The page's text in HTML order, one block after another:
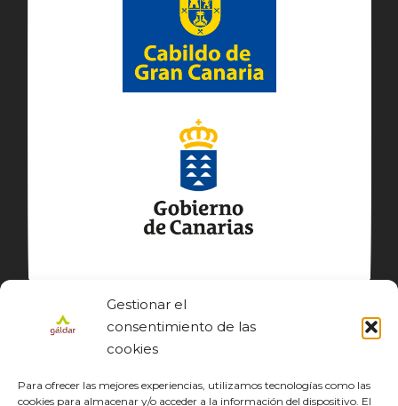
Gestionar el
consentimiento de las
cookies
Para ofrecer las mejores experiencias, utilizamos tecnologías como las
cookies para almacenar y/o acceder a la información del dispositivo. El